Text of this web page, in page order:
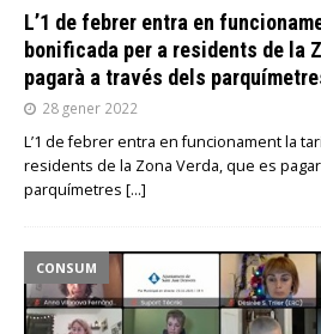
L’1 de febrer entra en
bonificada per a residents de la
pagarà a través dels
28 gener 2022
L’1 de febrer entra en funcionament la
residents de la Zona Verda, que es
parquímetres […]
CONSUM